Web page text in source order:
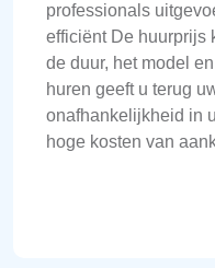
professionals
efficiënt De huurprijs
de duur, het model
huren geeft u terug
onafhankelijkheid in
hoge kosten van